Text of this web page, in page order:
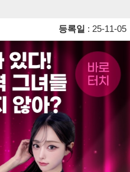
등록일 : 25-11-05